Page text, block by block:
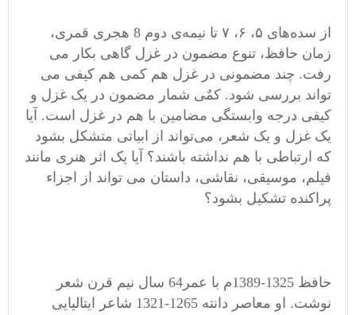
از سده‌های ۵، ۶، ۷ تا نیمه‌ی دوم 8 هجری قمری،
زمان حافظ، تنوع مضمون در غزل گاهی بکار می
رفت. چند مضمونی در غزل هم کمی هم کیفی می
تواند بررسی شود. کمٌی شمار مضمون در یک غزل و
کیفی درجه وابستگی مضامین با هم در غزل است. آیا
یک غزل و یک شعر، می‌تواند از ابیاتی متشکل بشود
که ارتباطی با هم نداشته باشند؟ آیا یک اثر هنری مانند
فیلم، موسیقی، نقاشی، داستان می تواند از اجزاء
پراکنده تشکیل بشود؟
حافظ 1325-1389م با عمر64 سال نیم قرن شعر
نوشت. او معاصر دانته 1265-1321 شاعر ایتالیایی